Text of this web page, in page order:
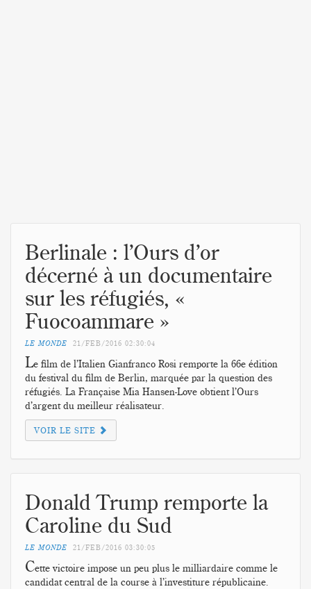
Berlinale : l’Ours d’or
décerné à un documentaire
sur les réfugiés, «
Fuocoammare »
LE MONDE 21/FEB/2016 02:30:04
Le film de l’Italien Gianfranco Rosi remporte la 66e édition
du festival du film de Berlin, marquée par la question des
réfugiés. La Française Mia Hansen-Love obtient l’Ours
d’argent du meilleur réalisateur.
VOIR LE SITE
Donald Trump remporte la
Caroline du Sud
LE MONDE 21/FEB/2016 03:30:05
Cette victoire impose un peu plus le milliardaire comme le
candidat central de la course à l’investiture républicaine.